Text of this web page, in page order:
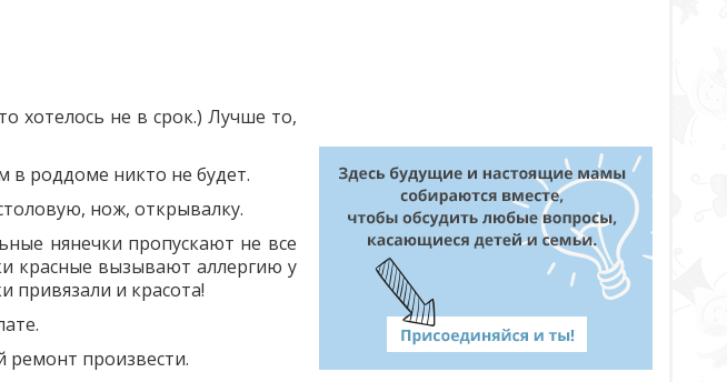
хотелось не в срок.) Лучше то,
в роддоме никто не будет.
нож, открывалку.
нянечки пропускают не все
красные вызывают аллергию у
привязали и красота!
ремонт произвести.